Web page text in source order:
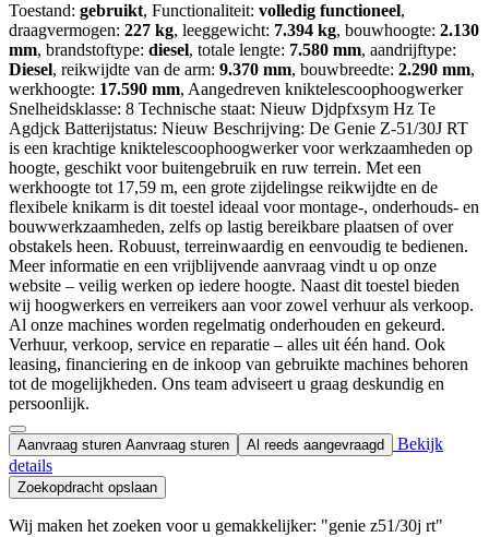
Toestand: gebruikt, Functionaliteit: volledig functioneel,
draagvermogen: 227 kg, leeggewicht: 7.394 kg, bouwhoogte: 2.130
mm, brandstoftype: diesel, totale lengte: 7.580 mm, aandrijftype:
Diesel, reikwijdte van de arm: 9.370 mm, bouwbreedte: 2.290 mm,
werkhoogte: 17.590 mm, Aangedreven kniktelescoophoogwerker
Snelheidsklasse: 8 Technische staat: Nieuw Djdpfxsym Hz Te
Agdjck Batterijstatus: Nieuw Beschrijving: De Genie Z-51/30J RT
is een krachtige kniktelescoophoogwerker voor werkzaamheden op
hoogte, geschikt voor buitengebruik en ruw terrein. Met een
werkhoogte tot 17,59 m, een grote zijdelingse reikwijdte en de
flexibele knikarm is dit toestel ideaal voor montage-, onderhouds- en
bouwwerkzaamheden, zelfs op lastig bereikbare plaatsen of over
obstakels heen. Robuust, terreinwaardig en eenvoudig te bedienen.
Meer informatie en een vrijblijvende aanvraag vindt u op onze
website – veilig werken op iedere hoogte. Naast dit toestel bieden
wij hoogwerkers en verreikers aan voor zowel verhuur als verkoop.
Al onze machines worden regelmatig onderhouden en gekeurd.
Verhuur, verkoop, service en reparatie – alles uit één hand. Ook
leasing, financiering en de inkoop van gebruikte machines behoren
tot de mogelijkheden. Ons team adviseert u graag deskundig en
persoonlijk.
Aanvraag sturen Aanvraag sturen Al reeds aangevraagd
Bekijk
details
Zoekopdracht opslaan
Wij maken het zoeken voor u gemakkelijker: "genie z51/30j rt"